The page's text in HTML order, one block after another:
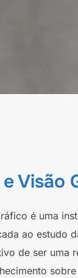
Visão
é uma
ao estudo
de ser uma